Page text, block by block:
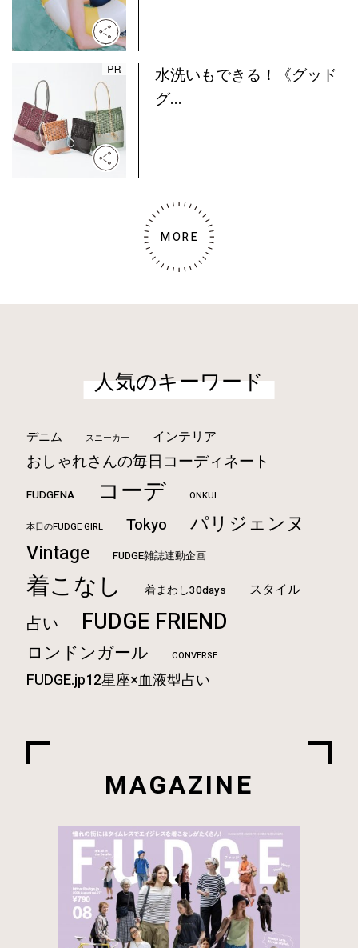
水洗いもできる！《グッド
グ...
MORE
人気のキーワード
デニム スニーカー インテリア
おしゃれさんの毎日コーディネート
FUDGENA コーデ ONKUL
本日のFUDGE GIRL Tokyo パリジェンヌ
Vintage FUDGE雑誌連動企画
着こなし 着まわし30days スタイル
占い FUDGE FRIEND
ロンドンガール CONVERSE
FUDGE.jp12星座×血液型占い
MAGAZINE